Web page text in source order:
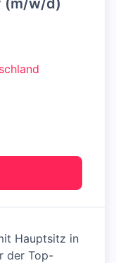
(m/w/d)
Hauptsitz in
der Top-